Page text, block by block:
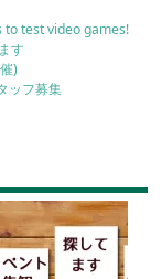
to test video games!
す
)
ッフ募集